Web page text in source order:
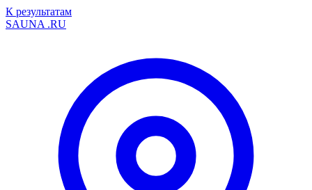
К результатам
SAUNA .RU